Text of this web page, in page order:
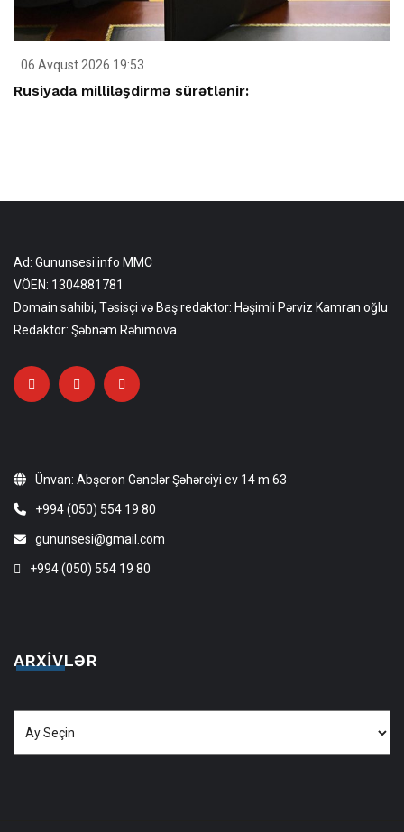
06 Avqust 2026 19:53
Rusiyada milliləşdirmə sürətlənir:
Ad: Gununsesi.info MMC
VÖEN: 1304881781
Domain sahibi, Təsisçi və Baş redaktor: Həşimli Pərviz Kamran oğlu
Redaktor: Şəbnəm Rəhimova
Ünvan: Abşeron Gənclər Şəhərciyi ev 14 m 63
+994 (050) 554 19 80
gununsesi@gmail.com
+994 (050) 554 19 80
ARXIVLƏR
Arxivlər